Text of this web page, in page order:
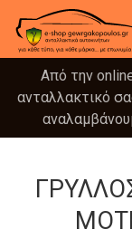
Από την
ανταλλακτικό